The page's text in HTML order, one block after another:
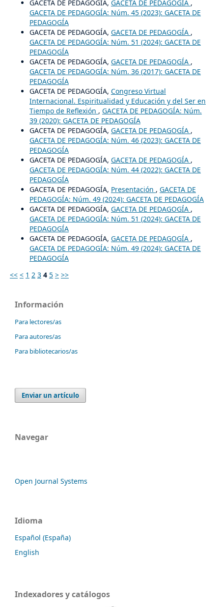
GACETA DE PEDAGOGÍA, GACETA DE PEDAGOGÍA ,
GACETA DE PEDAGOGÍA: Núm. 45 (2023): GACETA DE
PEDAGOGÍA
GACETA DE PEDAGOGÍA, GACETA DE PEDAGOGÍA ,
GACETA DE PEDAGOGÍA: Núm. 51 (2024): GACETA DE
PEDAGOGÍA
GACETA DE PEDAGOGÍA, GACETA DE PEDAGOGÍA ,
GACETA DE PEDAGOGÍA: Núm. 36 (2017): GACETA DE
PEDAGOGÍA
GACETA DE PEDAGOGÍA, Congreso Virtual
Internacional. Espiritualidad y Educación y del Ser en
Tiempo de Reflexión , GACETA DE PEDAGOGÍA: Núm.
39 (2020): GACETA DE PEDAGOGÍA
GACETA DE PEDAGOGÍA, GACETA DE PEDAGOGÍA ,
GACETA DE PEDAGOGÍA: Núm. 46 (2023): GACETA DE
PEDAGOGÍA
GACETA DE PEDAGOGÍA, GACETA DE PEDAGOGÍA ,
GACETA DE PEDAGOGÍA: Núm. 44 (2022): GACETA DE
PEDAGOGÍA
GACETA DE PEDAGOGÍA, Presentación , GACETA DE
PEDAGOGÍA: Núm. 49 (2024): GACETA DE PEDAGOGÍA
GACETA DE PEDAGOGÍA, GACETA DE PEDAGOGÍA ,
GACETA DE PEDAGOGÍA: Núm. 51 (2024): GACETA DE
PEDAGOGÍA
GACETA DE PEDAGOGÍA, GACETA DE PEDAGOGÍA ,
GACETA DE PEDAGOGÍA: Núm. 49 (2024): GACETA DE
PEDAGOGÍA
<< < 1 2 3 4 5 > >>
Información
Para lectores/as
Para autores/as
Para bibliotecarios/as
Enviar un artículo
Navegar
Open Journal Systems
Idioma
Español (España)
English
Indexadores y catálogos